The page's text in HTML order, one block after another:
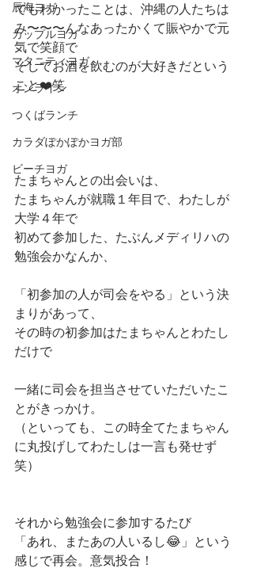
辰海ヨガ
カップルヨガ
マタニティヨガ
オンライン
つくばランチ
カラダぽかぽかヨガ部
ビーチヨガ
でもわかったことは、沖縄の人たちは
み〜〜〜んなあったかくて賑やかで元
気で笑顔で
そしてお酒を飲むのが大好きだという
こと❤️笑
たまちゃんとの出会いは、
たまちゃんが就職１年目で、わたしが
大学４年で
初めて参加した、たぶんメディリハの
勉強会かなんか、
「初参加の人が司会をやる」という決
まりがあって、
その時の初参加はたまちゃんとわたし
だけで
一緒に司会を担当させていただいたこ
とがきっかけ。
（といっても、この時全てたまちゃん
に丸投げしてわたしは一言も発せず
笑）
それから勉強会に参加するたび
「あれ、またあの人いるし😂」という
感じで再会。意気投合！